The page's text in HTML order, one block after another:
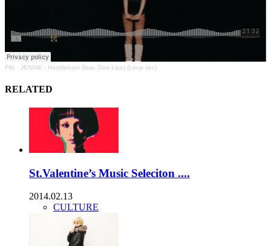
Fife · JENNIE - Handlebars (feat. Dua Lipa) (Loop ver.)
RELATED
St.Valentine’s Music Seleciton ....
2014.02.13
CULTURE